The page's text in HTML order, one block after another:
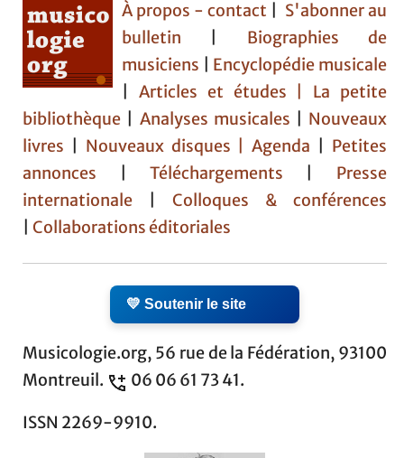
À propos - contact
S'abonner au
bulletin
Biographies de
musiciens
Encyclopédie musicale
|Articles et études | La petite
bibliothèque
Analyses musicales
Nouveaux
livres
Nouveaux disques |Agenda
Petites
annonces
Téléchargements
Presse
internationale
Colloques & conférences
Collaborations éditoriales
💛 Soutenir le site
Musicologie.org, 56 rue de la Fédération, 93100
Montreuil.
06 06 61 73 41.
ISSN 2269-9910.